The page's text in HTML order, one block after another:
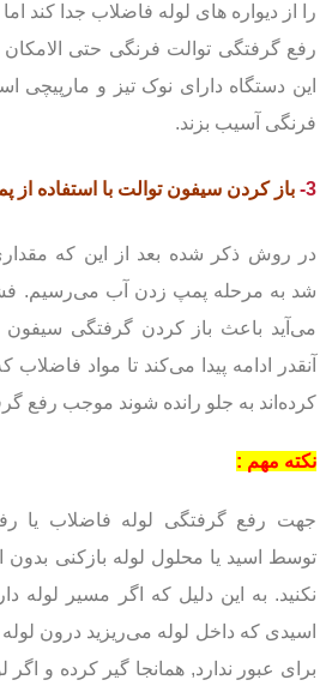
را از دیواره های لوله فاضلاب جدا کند
رفع گرفتگی توالت فرنگی حتی الامکان
این دستگاه دارای نوک تیز و مارپیچی
فرنگی آسیب بزند.
3- باز کردن سیفون توالت با استفاده از
در روش ذکر شده بعد از این که
شد به مرحله پمپ زدن آب می‌رسیم.
می‌آید باعث باز کردن گرفتگی
آنقدر ادامه پیدا می‌کند تا مواد فاضلاب
کرده‌اند به جلو رانده شوند موجب رفع
نکته مهم :
جهت رفع گرفتگی لوله فاضلاب یا
توسط اسید یا محلول لوله بازکنی بدون
نکنید. به این دلیل که اگر مسیر لوله
اسیدی که داخل لوله می‌ریزید درون
برای عبور ندارد, همانجا گیر کرده و